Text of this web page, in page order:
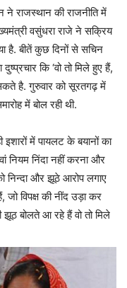
राजस्थान की राजनीति में
वसुंधरा राजे ने सक्रिय
है. बीतें कुछ दिनों से सचिन
कि ‘वो तो मिले हुए हैं,
है. गुरुवार को सूरतगढ़ में
में बोल रही थी.
इशारों में पायलट के बयानों का
नियम निंदा नहीं करना और
निन्दा और झूठे आरोप लगाए
विपक्ष की नींद उड़ा कर
बोलते आ रहे हैं वो तो मिले